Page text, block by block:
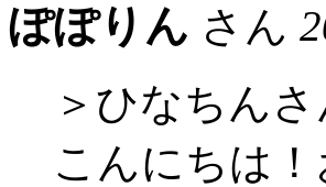
ぽぽりん さん
＞ひなちんさ
こんにちは